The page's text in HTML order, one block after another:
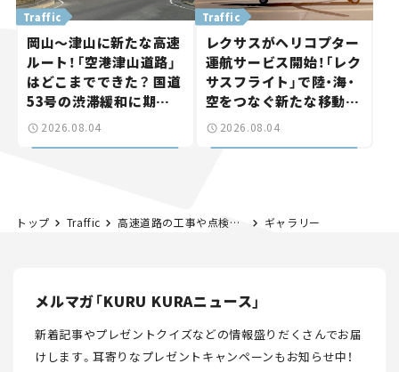
岡山～津山に新たな高速
ルート！「空港津山道路」
はどこまでできた？ 国道
53号の渋滞緩和に期待。
岡山市側でも動きが【い
Traffic
2026.08.04
レクサスがヘリコプター
運航サービス開始！「レク
サスフライト」で陸・海・
空をつなぐ新たな移動体
験とは
Traffic
2026.08.04
トップ Traffic 高速道路の工事や点検を安全にする新製品がすごい！【ハイウェイテクノフェア2019】 ギャラリー
メルマガ「KURU KURAニュース」
新着記事やプレゼントクイズなどの情報盛りだくさんでお届
けします。耳寄りなプレゼントキャンペーンもお知らせ中！